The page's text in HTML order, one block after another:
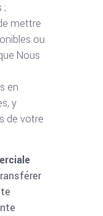
;
mettre
ou
Nous
en
y
de votre